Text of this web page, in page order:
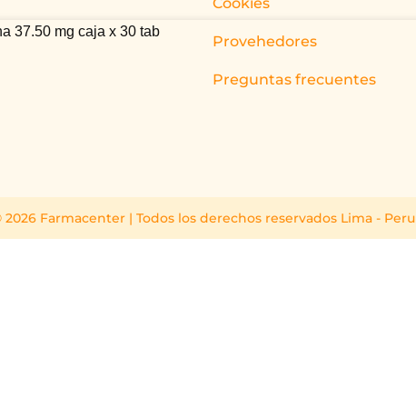
Provehedores
Preguntas frecuentes
2026 Farmacenter | Todos los derechos reservados Lima - Peru
37.50 mg caja x 30 tab